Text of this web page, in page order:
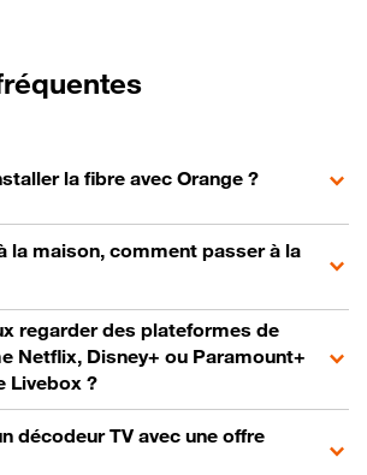
la fibre avec Orange ?
la maison, comment passer à la
regarder des plateformes de
Netflix, Disney+ ou Paramount+
Livebox ?
décodeur TV avec une offre